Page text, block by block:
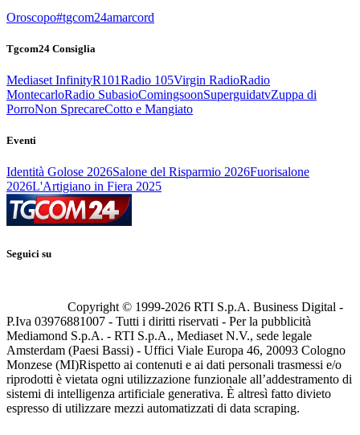
Oroscopo#tgcom24amarcord
Tgcom24 Consiglia
Mediaset InfinityR101Radio 105Virgin RadioRadio
MontecarloRadio SubasioComingsoonSuperguidatvZuppa di
PorroNon SprecareCotto e Mangiato
Eventi
Identità Golose 2026Salone del Risparmio 2026Fuorisalone
2026L'Artigiano in Fiera 2025
Seguici su
Copyright © 1999-2026 RTI S.p.A. Business Digital -
P.Iva 03976881007 - Tutti i diritti riservati - Per la pubblicità
Mediamond S.p.A. - RTI S.p.A., Mediaset N.V., sede legale
Amsterdam (Paesi Bassi) - Uffici Viale Europa 46, 20093 Cologno
Monzese (MI)Rispetto ai contenuti e ai dati personali trasmessi e/o
riprodotti è vietata ogni utilizzazione funzionale all’addestramento di
sistemi di intelligenza artificiale generativa. È altresì fatto divieto
espresso di utilizzare mezzi automatizzati di data scraping.